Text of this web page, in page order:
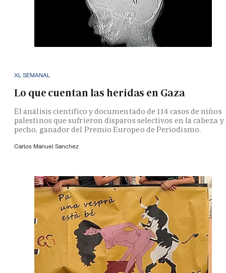
XL SEMANAL
Lo que cuentan las heridas en Gaza
El análisis científico y documentado de 114 casos de niños
palestinos que sufrieron disparos selectivos en la cabeza y
pecho, ganador del Premio Europeo de Periodismo.
Carlos Manuel Sanchez